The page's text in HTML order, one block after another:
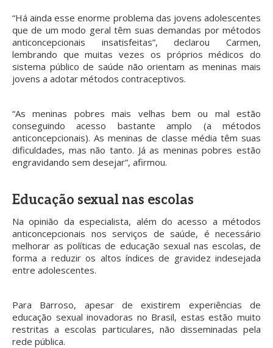
“Há ainda esse enorme problema das jovens adolescentes
que de um modo geral têm suas demandas por métodos
anticoncepcionais insatisfeitas”, declarou Carmen,
lembrando que muitas vezes os próprios médicos do
sistema público de saúde não orientam as meninas mais
jovens a adotar métodos contraceptivos.
“As meninas pobres mais velhas bem ou mal estão
conseguindo acesso bastante amplo (a métodos
anticoncepcionais). As meninas de classe média têm suas
dificuldades, mas não tanto. Já as meninas pobres estão
engravidando sem desejar”, afirmou.
Educação sexual nas escolas
Na opinião da especialista, além do acesso a métodos
anticoncepcionais nos serviços de saúde, é necessário
melhorar as políticas de educação sexual nas escolas, de
forma a reduzir os altos índices de gravidez indesejada
entre adolescentes.
Para Barroso, apesar de existirem experiências de
educação sexual inovadoras no Brasil, estas estão muito
restritas a escolas particulares, não disseminadas pela
rede pública.